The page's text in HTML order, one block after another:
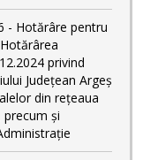
- Hotărâre pentru
privind
Județean Argeș
din rețeaua
precum și